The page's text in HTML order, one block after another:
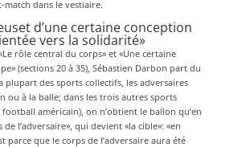
match dans le vestiaire.
d’une certaine conception
vers la solidarité»
rôle central du corps» et «Une certaine
(sections 20 à 35), Sébastien Darbon part du
plupart des sports collectifs, les adversaires
ou à la balle; dans les trois autres sports
football américain), on n’obtient le ballon qu’en
de l’adversaire», qui devient «la cible»: «en
parce que le corps de l’adversaire aura été